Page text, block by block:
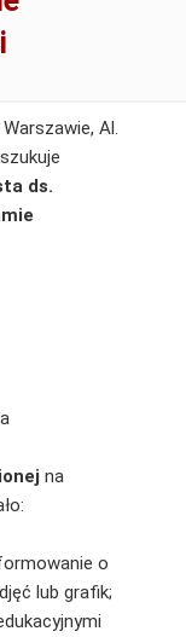
Al.
ds.
na
o
lub grafik;